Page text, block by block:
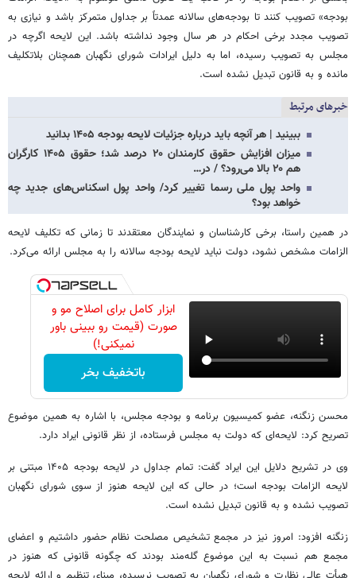
بودجه» تصویب کنند تا بودجه‌های سالانه عمدتاً بر جداول متمرکز باشد و نیازی به
تصویب مجدد برخی احکام در هر سال وجود نداشته باشد. این لایحه اگرچه در
مجلس به تصویب رسیده، اما به دلیل ایرادات شورای نگهبان همچنان بلاتکلیف
مانده و به قانون تبدیل نشده است.
خبرهای مرتبط
ببینید | هر آنچه باید درباره جزئیات لایحه بودجه ۱۴۰۵ بدانید
میزان افزایش حقوق کارمندان ۲۰ درصد شد؛ حقوق ۱۴۰۵ کارگران
هم ۲۰ بالا می‌رود؟ / در…
واحد پول ملی رسما تغییر کرد/ واحد پول اسکناس‌های جدید چه
خواهد بود؟
در همین راستا، برخی کارشناسان و نمایندگان معتقدند تا زمانی که تکلیف لایحه
الزامات مشخص نشود، دولت نباید لایحه بودجه سالانه را به مجلس ارائه می‌کرد.
ابزار کامل برای اصلاح مو و
صورت (قیمت رو ببینی باور
نمیکنی!)
باتخفیف بخر
محسن زنگنه، عضو کمیسیون برنامه و بودجه مجلس، با اشاره به همین موضوع
تصریح کرد: لایحه‌ای که دولت به مجلس فرستاده، از نظر قانونی ایراد دارد.
وی در تشریح دلایل این ایراد گفت: تمام جداول در لایحه بودجه ۱۴۰۵ مبتنی بر
لایحه الزامات بودجه است؛ در حالی که این لایحه هنوز از سوی شورای نگهبان
تصویب نشده و به قانون تبدیل نشده است.
زنگنه افزود: امروز نیز در مجمع تشخیص مصلحت نظام حضور داشتیم و اعضای
مجمع هم نسبت به این موضوع گله‌مند بودند که چگونه قانونی که هنوز در